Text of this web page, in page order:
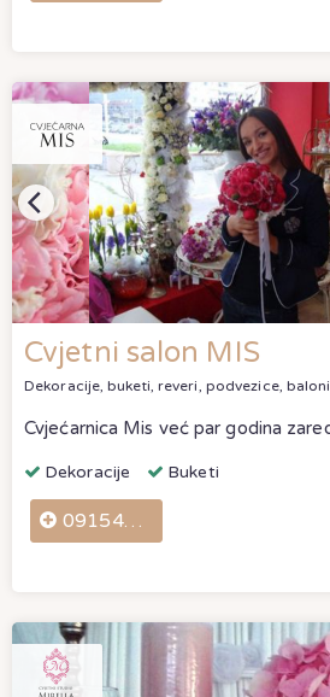
Cvjetni salon MIS
Dekoracije, buketi, reveri, podvezice, baloni
Dekoracije Buketi
0915452826